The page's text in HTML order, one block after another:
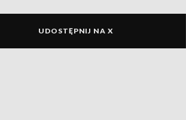
UDOSTĘPNIJ NA X